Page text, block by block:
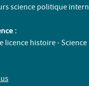
science politique
:
licence histoire -